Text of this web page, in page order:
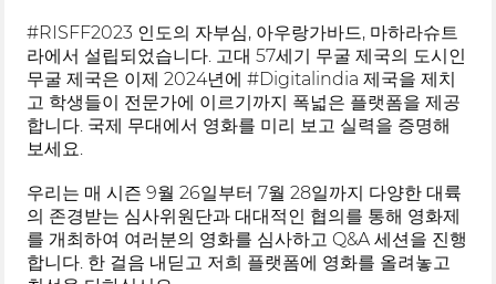
#RISFF2023 인도의 자부심, 아우랑가바드, 마하라슈트
라에서 설립되었습니다. 고대 57세기 무굴 제국의 도시인
무굴 제국은 이제 2024년에 #Digitalindia 제국을 제치
고 학생들이 전문가에 이르기까지 폭넓은 플랫폼을 제공
합니다. 국제 무대에서 영화를 미리 보고 실력을 증명해
보세요.
우리는 매 시즌 9월 26일부터 7월 28일까지 다양한 대륙
의 존경받는 심사위원단과 대대적인 협의를 통해 영화제
를 개최하여 여러분의 영화를 심사하고 Q&A 세션을 진행
합니다. 한 걸음 내딛고 저희 플랫폼에 영화를 올려놓고